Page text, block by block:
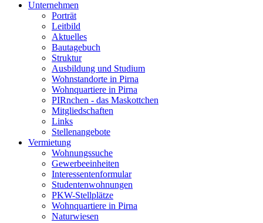
Unternehmen
Porträt
Leitbild
Aktuelles
Bautagebuch
Struktur
Ausbildung und Studium
Wohnstandorte in Pirna
Wohnquartiere in Pirna
PIRnchen - das Maskottchen
Mitgliedschaften
Links
Stellenangebote
Vermietung
Wohnungssuche
Gewerbeeinheiten
Interessentenformular
Studentenwohnungen
PKW-Stellplätze
Wohnquartiere in Pirna
Naturwiesen